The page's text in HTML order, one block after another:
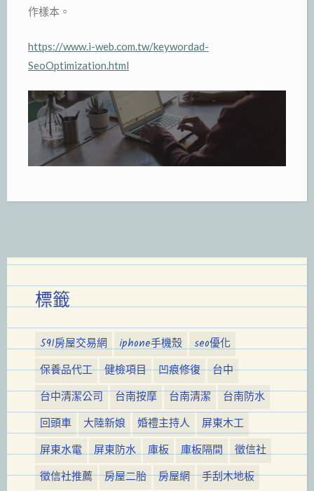
作樣本。
https://www.i-web.com.tw/keywordad-
SeoOptimization.html
標籤
591房屋交易網 iphone手機殼
seo優化
保養品代工
健檢項目 凹痕修復
台中
台中清潔公司
台南按摩 台南清潔
台南防水
回頭車
大陸新娘 婚禮主持人
屏東木工
屏東水電
屏東防水 庫板 庫板隔間
徵信社
徵信社推薦
房屋二胎 房屋網
手刮木地板